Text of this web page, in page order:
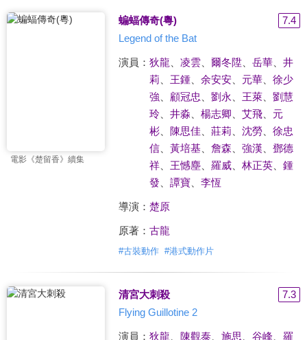
電影《楚留香》續集
蝙蝠傳奇(粵)
7.4
Legend of the Bat
演員： 狄龍 凌雲、 爾冬陞、 岳華、 井
莉
王鍾、 余安安、 元華、 徐少
強
顧冠忠 劉永 王萊、 劉慧
玲、 井淼 楊志卿 艾飛、 元
彬、 陳思佳 莊莉 沈勞、 徐忠
信、 黃培基、 詹森 強漢
鄧德
祥、 王憾塵、 羅威、 林正英、 鍾
發
譚寶、 李恆
導演： 楚原
原著： 古龍
#古裝動作 #港式動作片
清宮大刺殺
7.3
Flying Guillotine 2
演員： 狄龍 陳觀泰、 施思 谷峰、 羅